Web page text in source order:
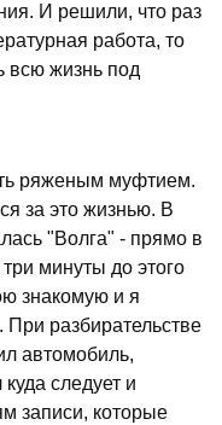
И решили, что раз
работа, то
всю жизнь под
ряженым муфтием.
за это жизнью. В
"Волга" - прямо в
минуты до этого
знакомую и я
При разбирательстве
автомобиль,
следует и
записи, которые